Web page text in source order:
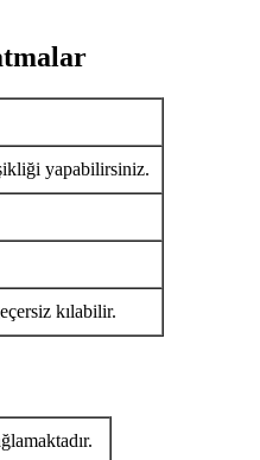
yapabilirsiniz.
kılabilir.